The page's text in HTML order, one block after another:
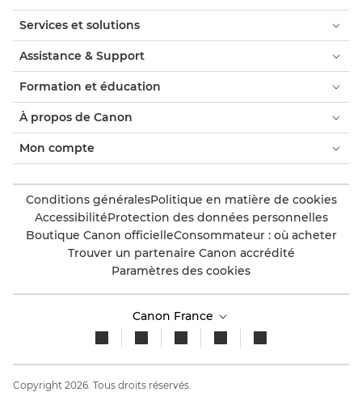
Services et solutions
Assistance & Support
Formation et éducation
À propos de Canon
Mon compte
Conditions généralesPolitique en matière de cookies
AccessibilitéProtection des données personnelles
Boutique Canon officielleConsommateur : où acheter
Trouver un partenaire Canon accrédité
Paramètres des cookies
Canon France
Copyright 2026. Tous droits réservés.